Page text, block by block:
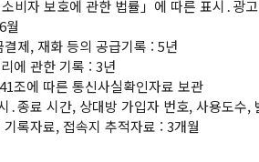
비자 보호에 관한 법률」에 따른 표시․광
월
제, 재화 등의 공급기록 : 5년
에 관한 기록 : 3년
조에 따른 통신사실확인자료 보관
․종료 시간, 상대방 가입자 번호, 사용도수,
록자료, 접속지 추적자료 : 3개월